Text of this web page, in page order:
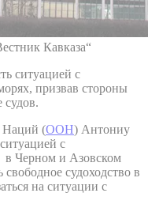
Кавказа“
ситуацией с
призвав стороны
судов.
Наций (ООН) Антониу
с
в Черном и Азовском
судоходство в
на ситуации с